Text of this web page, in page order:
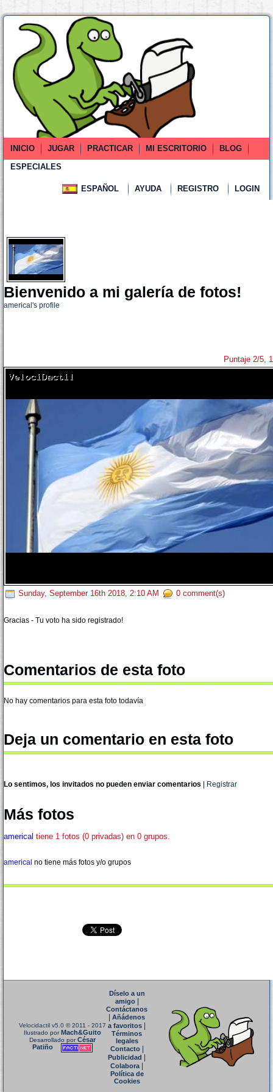
INICIO JUGAR PRACTICAR MI ESCRITORIO
BLOG
ESPECIALES
ESPAÑOL AYUDA REGISTRO LOGIN
Bienvenido a mi galería de fotos!
americal's profile
Puntaje 2/5,
Sunday, September 16th 2018, 2:10 AM 0 comment(s)
Gracias - Tu voto ha sido registrado!
Comentarios de esta foto
No hay comentarios para esta foto todavía
Deja un comentario en esta foto
Lo sentimos, los invitados no pueden enviar comentarios Registrar
Más fotos
americal tiene 1 fotos (0 privadas) en 0 grupos.
americal no tiene más fotos y/o grupos
Velocidactil v5.0 © 2011 - 2017
Ilustrado porMach&Guito
Desarrollado porCésar
Patiño
Díselo a un
amigo|
Contáctanos
Añádenos
a favoritos
Términos
legales
Contacto|
Publicidad
Colabora|
Política de
Cookies